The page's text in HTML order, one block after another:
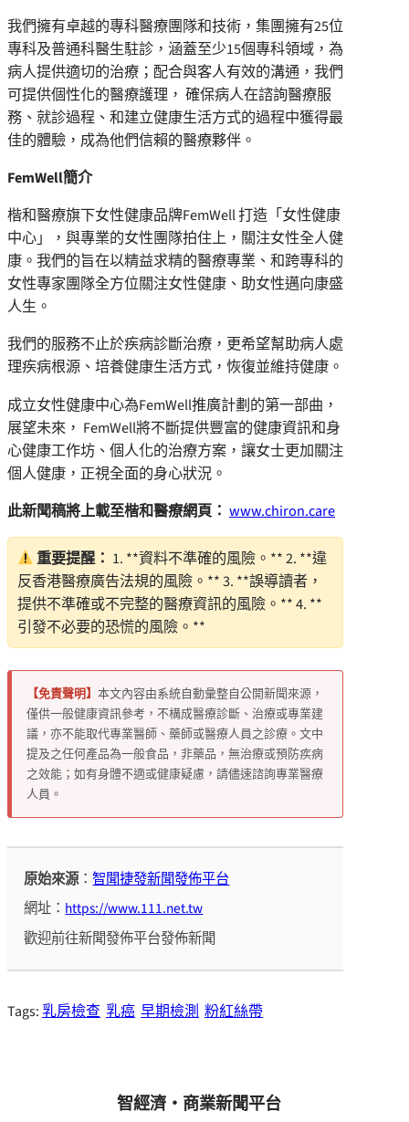
我們擁有卓越的專科醫療團隊和技術，集團擁有25位
專科及普通科醫⽣駐診，涵蓋⾄少15個專科領域，為
病⼈提供適切的治療；配合與客人有效的溝通，我們
可提供個性化的醫療護理， 確保病人在諮詢醫療服
務、就診過程、和建立健康生活方式的過程中獲得最
佳的體驗，成為他們信賴的醫療夥伴。
FemWell簡介
楷和醫療旗下女性健康品牌FemWell 打造「女性健康
中心」，與專業的女性團隊拍住上，關注女性全人健
康。我們的旨在以精益求精的醫療專業、和跨專科的
女性專家團隊全方位關注女性健康、助女性邁向康盛
人生。
我們的服務不止於疾病診斷治療，更希望幫助病人處
理疾病根源、培養健康生活方式，恢復並維持健康。
成立女性健康中心為FemWell推廣計劃的第一部曲，
展望未來， FemWell將不斷提供豐富的健康資訊和身
心健康工作坊、個人化的治療方案，讓女士更加關注
個人健康，正視全面的身心狀況。
此新聞稿將上載至楷和醫療網頁 ： www.chiron.care
重要提醒： 1. **資料不準確的風險。** 2. **違
反香港醫療廣告法規的風險。** 3. **誤導讀者，
提供不準確或不完整的醫療資訊的風險。** 4. **
引發不必要的恐慌的風險。**
【免責聲明】 本文內容由系統自動彙整自公開新聞來源，
僅供一般健康資訊參考，不構成醫療診斷、治療或專業建
議，亦不能取代專業醫師、藥師或醫療人員之診療。文中
提及之任何產品為一般食品，非藥品，無治療或預防疾病
之效能；如有身體不適或健康疑慮，請儘速諮詢專業醫療
人員。
原始來源：智聞捷發新聞發佈平台
網址：https://www.111.net.tw
歡迎前往新聞發佈平台發佈新聞
Tags:乳房檢查 乳癌 早期檢測 粉紅絲帶
智經濟・商業新聞平台